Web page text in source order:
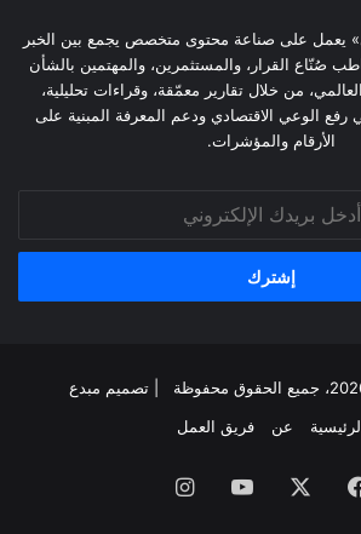
يعمل على صناعة محتوى متخصص يجمع بين الخبر
صُنّاع القرار، والمستثمرين، والمهتمين بالشأن
من خلال تقارير معمّقة، وقراءات تحليلية،
رفع الوعي الاقتصادي ودعم المعرفة المبنية على
الأرقام والمؤشرات.
مبدع
عن فريق العمل
فيسبوك ‫YouTubeانستقرام